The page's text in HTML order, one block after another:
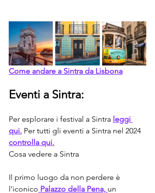
Come andare a Sintra da Lisbona
Eventi a Sintra:
Per esplorare i festival a Sintra leggi
qui. Per tutti gli eventi a Sintra nel 2024
controlla qui.
Cosa vedere a Sintra
Il primo luogo da non perdere è
l'iconico Palazzo della Pena, un